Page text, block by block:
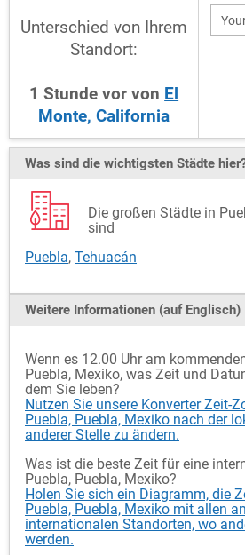
Unterschied von Ihrem
Standort:
1 Stunde vor von El
Monte, California
Was sind die wichtigsten Städte
Die großen Städte in
sind
Puebla, Tehuacán
Weitere Informationen (auf Englisch)
Wenn es 12.00 Uhr am
Puebla, Mexiko, was Zeit und
dem Sie leben?
Nutzen Sie unsere Konverter Zeit-
Puebla, Puebla, Mexiko nach der
anderer Stelle zu ändern.
Was ist die beste Zeit für eine
Puebla, Puebla, Mexiko?
Holen Sie sich ein Diagramm, die
Puebla, Puebla, Mexiko mit allen
internationalen Standorten, wo
werden.